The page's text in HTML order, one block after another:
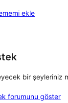
ekle
bir şeyleriniz
forumunu göster